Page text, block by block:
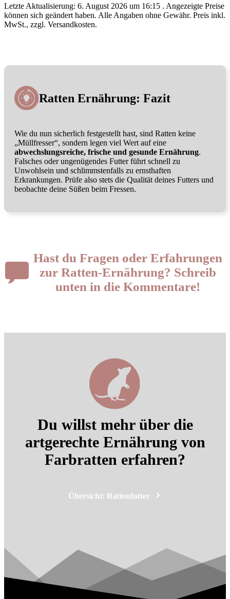
Letzte Aktualisierung: 6. August 2026 um 16:15 . Angezeigte Preise
können sich geändert haben. Alle Angaben ohne Gewähr. Preis inkl.
MwSt., zzgl. Versandkosten.
Ratten Ernährung: Fazit
Wie du nun sicherlich festgestellt hast, sind Ratten keine
„Müllfresser“, sondern legen viel Wert auf eine
abwechslungsreiche, frische und gesunde Ernährung.
Falsches oder ungenügendes Futter führt schnell zu
Unwohlsein und schlimmstenfalls zu ernsthaften
Erkrankungen. Prüfe also stets die Qualität deines Futters und
beobachte deine Süßen beim Fressen.
Hast du Fragen oder Erfahrungen
zur Ratten-Ernährung? Schreib
unten in die Kommentare!
Du willst mehr über die
artgerechte Ernährung von
Farbratten erfahren?
Übersicht: Rattenfutter